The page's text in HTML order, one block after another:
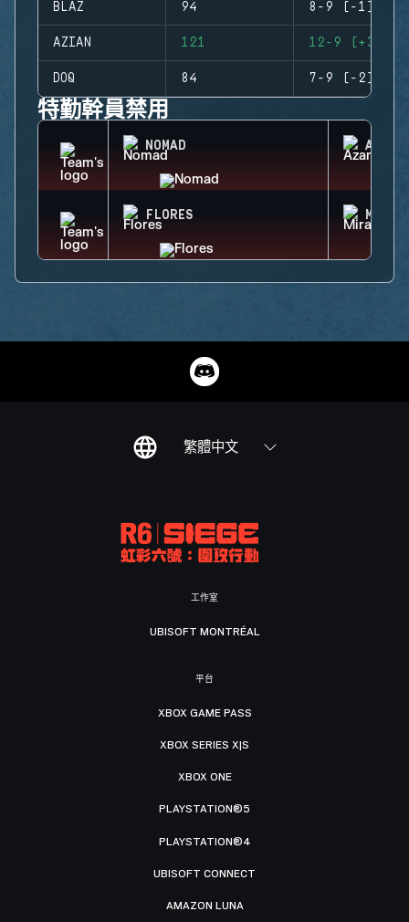
BLAZ 94 8-9 (-1)
AZIAN 121 12-9 (+3)
DOQ 84 7-9 (-2)
特勤幹員禁用
NOMAD AZAMI
FLORES MIRA
繁體中文
工作室
UBISOFT MONTRÉAL
平台
XBOX GAME PASS
XBOX SERIES X|S
XBOX ONE
PLAYSTATION®5
PLAYSTATION®4
UBISOFT CONNECT
AMAZON LUNA